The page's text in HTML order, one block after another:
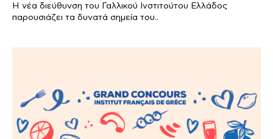
Η νέα διεύθυνση του Γαλλικού Ινστιτούτου Ελλάδος
παρουσιάζει τα δυνατά σημεία του..